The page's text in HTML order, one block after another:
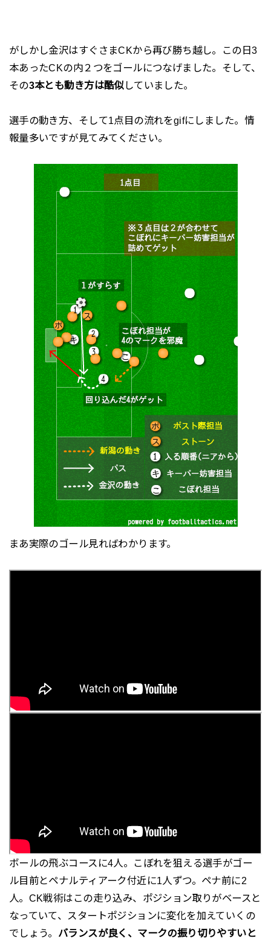
がしかし金沢はすぐさまCKから再び勝ち越し。この日3
本あったCKの内２つをゴールにつなげました。そして、
その3本とも動き方は酷似 していました。
選手の動き方、そして1点目の流れをgifにしました。情
報量多いですが見てみてください。
まあ実際のゴール見ればわかります。
ボールの飛ぶコースに4人。こぼれを狙える選手がゴー
ル目前とペナルティアーク付近に1人ずつ。ペナ前に2
人。CK戦術はこの走り込み、ポジション取りがベースと
なっていて、スタートポジションに変化を加えていくの
でしょう。 バランスが良く、マークの振り切りやすいと